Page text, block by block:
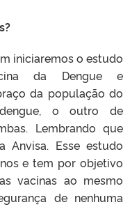
iniciaremos o estudo
da Dengue e
da população do
o outro de
Lembrando que
Anvisa. Esse estudo
e tem por objetivo
vacinas ao mesmo
de nenhuma